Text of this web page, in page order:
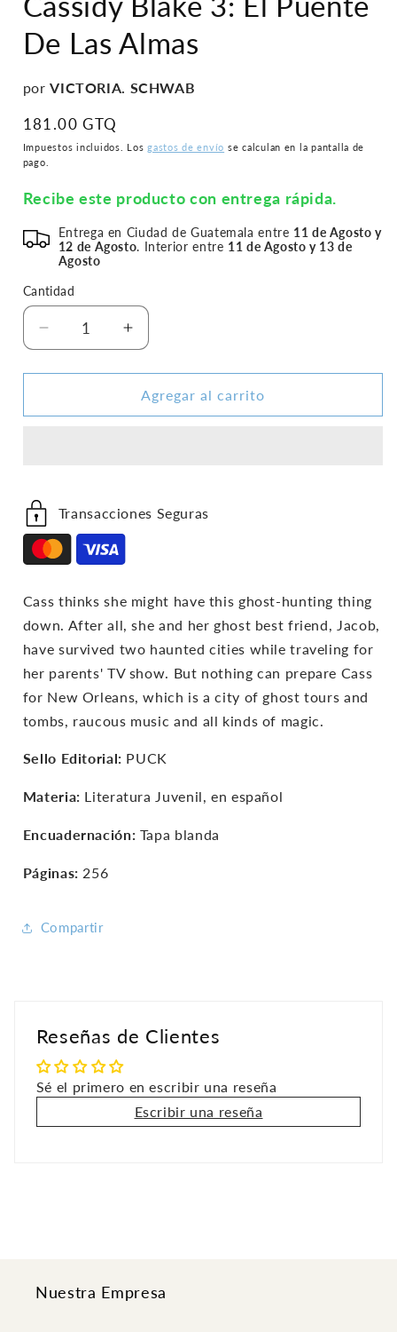
1
una
ventana
De Las Almas
porVICTORIA. SCHWAB
Precio
habitual
181.00 GTQ
Impuestos incluidos. Losgastos de envío se calculan en la pantalla de
pago.
Recibe este producto con entrega rápida.
Entrega en Ciudad de Guatemala entre 11 de Agosto y
12 de Agosto. Interior entre 11 de Agosto y 13 de
Agosto
Cantidad
Reducir
cantidad
para
Blake
Las
Almas
Aumentar
cantidad
para
Cassidy
Blake
Las
Agregar al carrito
Transacciones Seguras
Cass thinks she might have this ghost-hunting thing
down. After all, she and her ghost best friend, Jacob,
have survived two haunted cities while traveling for
her parents' TV show. But nothing can prepare Cass
for New Orleans, which is a city of ghost tours and
tombs, raucous music and all kinds of magic.
Sello Editorial: PUCK
Materia: Literatura Juvenil, en español
Encuadernación: Tapa blanda
Páginas: 256
Compartir
Reseñas de Clientes
Sé el primero en escribir una reseña
Escribir una reseña
Nuestra Empresa